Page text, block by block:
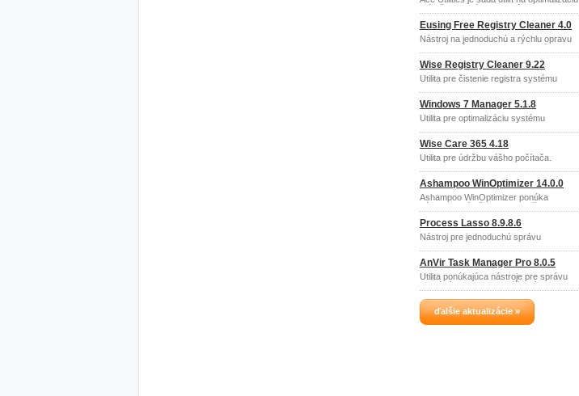
a údržbu systému: odstránenie
nepotrebných a duplicitných súborov,
vyčistenie registra, správa aplikácií
spúšťaných pri štarte, správca cookies,
vymazanie histórie a pod.
Eusing Free Registry Cleaner 4.0
Nástroj na jednoduchú a rýchlu opravu
chybných údajov v registri systému
Windows.
Wise Registry Cleaner 9.22
Utilita pre čistenie registra systému
Windows 7 Manager 5.1.8
Utilita pre optimalizáciu systému
Wise Care 365 4.18
Utilita pre údržbu vášho počítača.
Ashampoo WinOptimizer 14.0.0
Ashampoo WinOptimizer ponúka
nástroje na údržbu, zabezpečenie a
optimalizáciu výkonu vášho systému
Windows.
Process Lasso 8.9.8.6
Nástroj pre jednoduchú správu
AnVir Task Manager Pro 8.0.5
Utilita ponúkajúca nástroje pre správu
aplikácií a procesov spúšťaných
automaticky pri štarte Windows.
ďalšie aktualizácie »